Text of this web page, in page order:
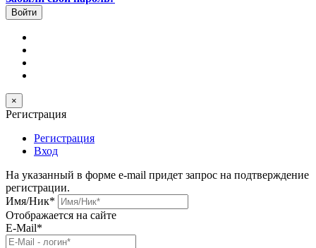
×
Регистрация
Регистрация
Вход
На указанный в форме e-mail придет запрос на подтверждение
регистрации.
Имя/Ник*
Отображается на сайте
E-Mail*